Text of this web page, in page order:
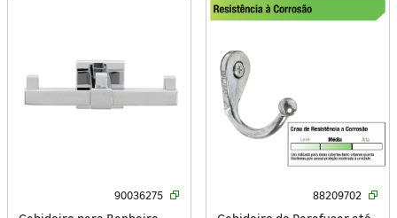
90036275 88209702